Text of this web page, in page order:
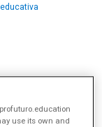
use its own and